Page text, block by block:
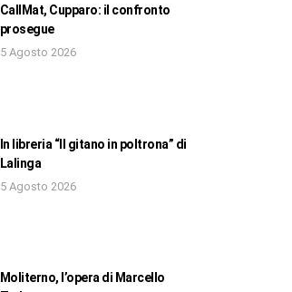
CallMat, Cupparo: il confronto
prosegue
5 Agosto 2026
In libreria “Il gitano in poltrona” di
Lalinga
5 Agosto 2026
Moliterno, l’opera di Marcello